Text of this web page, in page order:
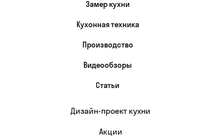
Замер кухни
Кухонная техника
Производство
Видеообзоры
Статьи
Дизайн-проект кухни
Акции